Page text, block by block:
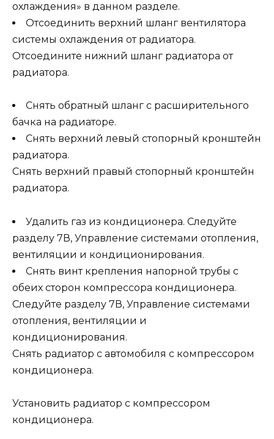
охлаждения» в данном разделе.
Отсоединить верхний шланг вентилятора
системы охлаждения от радиатора.
Отсоедините нижний шланг радиатора от
радиатора.
Снять обратный шланг с расширительного
бачка на радиаторе.
Снять верхний левый стопорный кронштейн
радиатора.
Снять верхний правый стопорный кронштейн
радиатора.
Удалить газ из кондиционера. Следуйте
разделу 7В, Управление системами отопления,
вентиляции и кондиционирования.
Снять винт крепления напорной трубы с
обеих сторон компрессора кондиционера.
Следуйте разделу 7В, Управление системами
отопления, вентиляции и
кондиционирования.
Снять радиатор с автомобиля с компрессором
кондиционера.
Установить радиатор с компрессором
кондиционера.